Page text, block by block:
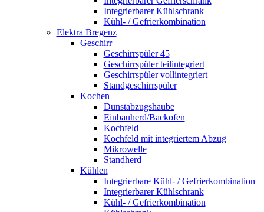
Integrierbarer Kühlschrank
Kühl- / Gefrierkombination
Elektra Bregenz
Geschirr
Geschirrspüler 45
Geschirrspüler teilintegriert
Geschirrspüler vollintegriert
Standgeschirrspüler
Kochen
Dunstabzugshaube
Einbauherd/Backofen
Kochfeld
Kochfeld mit integriertem Abzug
Mikrowelle
Standherd
Kühlen
Integrierbare Kühl- / Gefrierkombination
Integrierbarer Kühlschrank
Kühl- / Gefrierkombination